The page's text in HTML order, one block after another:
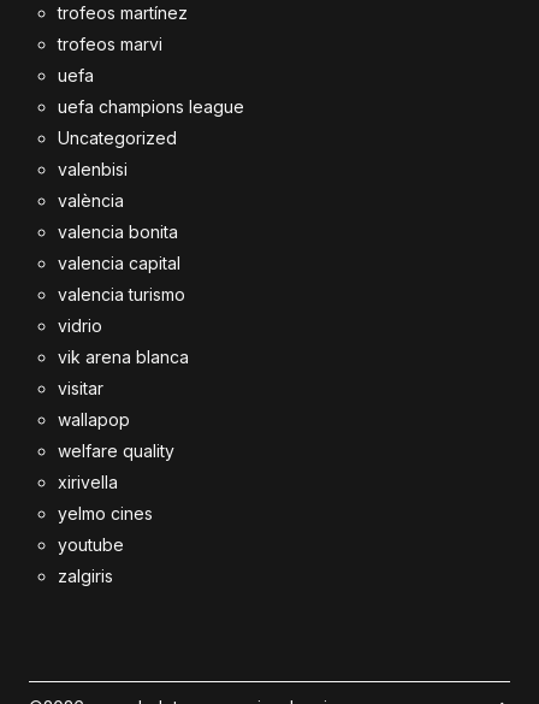
trofeos martínez
trofeos marvi
uefa
uefa champions league
Uncategorized
valenbisi
valència
valencia bonita
valencia capital
valencia turismo
vidrio
vik arena blanca
visitar
wallapop
welfare quality
xirivella
yelmo cines
youtube
zalgiris